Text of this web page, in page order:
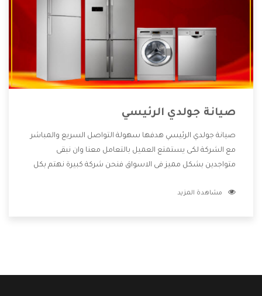
صيانة جولدي الرئيسي
صيانة جولدي الرئيسي هدفها سهولة التواصل السريع والمباشر
مع الشركة لكى يستمتع العميل بالتعامل معنا وان نبقى
متواجدين بشكل مميز فى الاسواق فنحن شركة كبيرة نهتم بكل
الشركة بها والتى تكون منها خدمة الصيانة التى تكون من أهم
مشاهدة المزيد